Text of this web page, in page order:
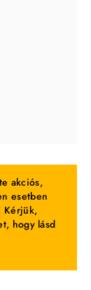
akciós,
esetben
Kérjük,
hogy lásd